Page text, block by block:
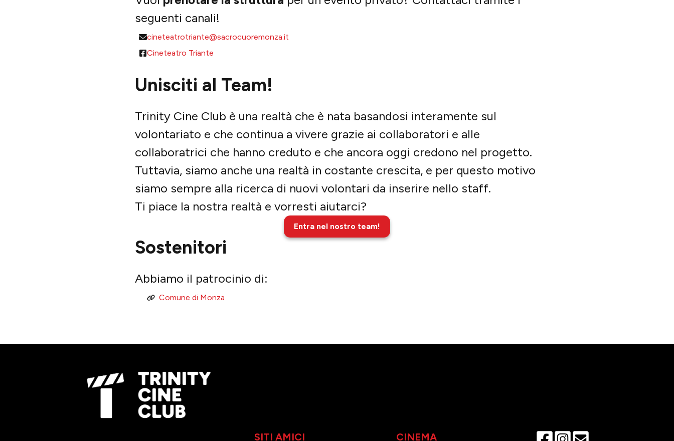
seguenti canali!
cineteatrotriante@sacrocuoremonza.it
Cineteatro Triante
Unisciti al Team!
Trinity Cine Club è una realtà che è nata basandosi interamente sul
volontariato e che continua a vivere grazie ai collaboratori e alle
collaboratrici che hanno creduto e che ancora oggi credono nel progetto.
Tuttavia, siamo anche una realtà in costante crescita, e per questo motivo
siamo sempre alla ricerca di nuovi volontari da inserire nello staff.
Ti piace la nostra realtà e vorresti aiutarci?
Entra nel nostro team!
Sostenitori
Abbiamo il patrocinio di:
Comune di Monza
SITI AMICI CINEMA